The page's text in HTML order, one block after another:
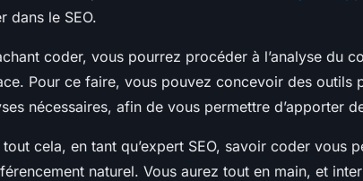
dans le SEO.
coder, vous pourrez procéder à l’analyse du
Pour ce faire, vous pouvez concevoir des outils
nécessaires, afin de vous permettre d’apporter
tout cela, en tant qu’expert SEO, savoir coder vous
naturel. Vous aurez tout en main, et